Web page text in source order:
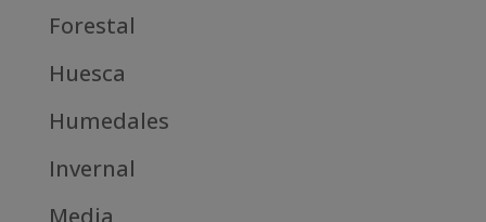
Forestal
Huesca
Humedales
Invernal
Media